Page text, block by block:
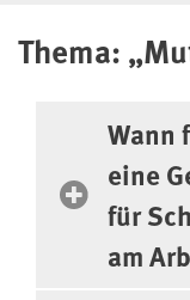
Thema:
Wann
eine
für
am